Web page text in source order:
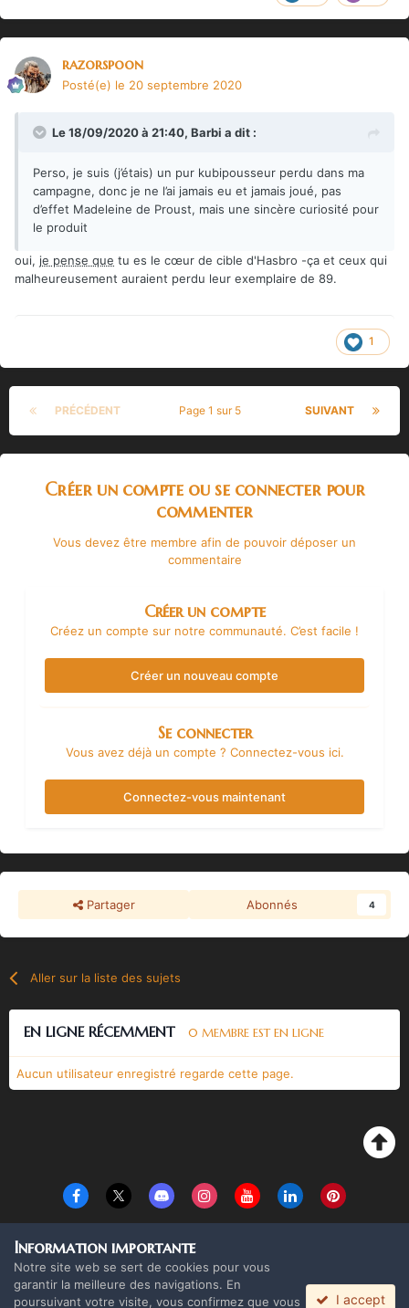
razorspoon
Posté(e) le 20 septembre 2020
Le 18/09/2020 à 21:40, Barbi a dit :
Perso, je suis (j’étais) un pur kubipousseur perdu dans ma
campagne, donc je ne l’ai jamais eu et jamais joué, pas
d’effet Madeleine de Proust, mais une sincère curiosité pour
le produit
oui, je pense que tu es le cœur de cible d'Hasbro -ça et ceux qui
malheureusement auraient perdu leur exemplaire de 89.
1
PRÉCÉDENT SUIVANT
Page 1 sur 5
Créer un compte ou se connecter pour
commenter
Vous devez être membre afin de pouvoir déposer un
commentaire
Créer un compte
Créez un compte sur notre communauté. C’est facile !
Créer un nouveau compte
Se connecter
Vous avez déjà un compte ? Connectez-vous ici.
Connectez-vous maintenant
Partager Abonnés 4
Aller sur la liste des sujets
EN LIGNE RÉCEMMENT 0 MEMBRE EST EN LIGNE
Aucun utilisateur enregistré regarde cette page.
Copyright Monolith Board Games & The overlord 2016 ©
Powered by Invision Community
Information importante
Notre site web se sert de cookies pour vous
garantir la meilleure des navigations. En
poursuivant votre visite, vous confirmez que vous
I accept